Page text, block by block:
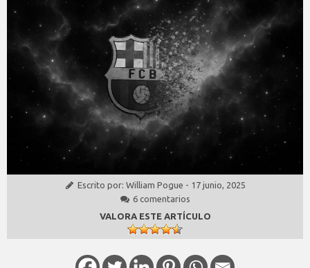
Escrito por: William Pogue - 17 junio, 2025
6 comentarios
VALORA ESTE ARTÍCULO